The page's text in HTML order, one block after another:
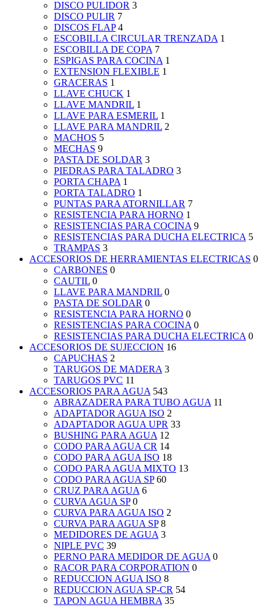
DISCO PULIDOR 3
DISCO PULIR 7
DISCOS FLAP 4
ESCOBILLA CIRCULAR TRENZADA 1
ESCOBILLA DE COPA 7
ESPIGAS PARA COCINA 1
EXTENSION FLEXIBLE 1
GRACERAS 1
LLAVE CHUCK 1
LLAVE MANDRIL 1
LLAVE PARA ESMERIL 1
LLAVE PARA MANDRIL 2
MACHOS 5
MECHAS 9
PASTA DE SOLDAR 3
PIEDRAS PARA TALADRO 3
PORTA CHAPA 1
PORTA TALADRO 1
PUNTAS PARA ATORNILLAR 7
RESISTENCIA PARA HORNO 1
RESISTENCIAS PARA COCINA 9
RESISTENCIAS PARA DUCHA ELECTRICA 5
TRAMPAS 3
ACCESORIOS DE HERRAMIENTAS ELECTRICAS 0
CARBONES 0
CAUTIL 0
LLAVE PARA MANDRIL 0
PASTA DE SOLDAR 0
RESISTENCIA PARA HORNO 0
RESISTENCIAS PARA COCINA 0
RESISTENCIAS PARA DUCHA ELECTRICA 0
ACCESORIOS DE SUJECCION 16
CAPUCHAS 2
TARUGOS DE MADERA 3
TARUGOS PVC 11
ACCESORIOS PARA AGUA 543
ABRAZADERA PARA TUBO AGUA 11
ADAPTADOR AGUA ISO 2
ADAPTADOR AGUA UPR 33
BUSHING PARA AGUA 12
CODO PARA AGUA CR 14
CODO PARA AGUA ISO 18
CODO PARA AGUA MIXTO 13
CODO PARA AGUA SP 60
CRUZ PARA AGUA 6
CURVA AGUA SP 0
CURVA PARA AGUA ISO 2
CURVA PARA AGUA SP 8
MEDIDORES DE AGUA 3
NIPLE PVC 39
PERNO PARA MEDIDOR DE AGUA 0
RACOR PARA CORPORATION 0
REDUCCION AGUA ISO 8
REDUCCION AGUA SP-CR 54
TAPON AGUA HEMBRA 35